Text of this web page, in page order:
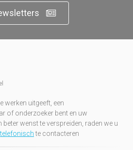
werken uitgeeft, een
of onderzoeker bent en uw
wenst te verspreiden, raden we u
telefonischte contacteren